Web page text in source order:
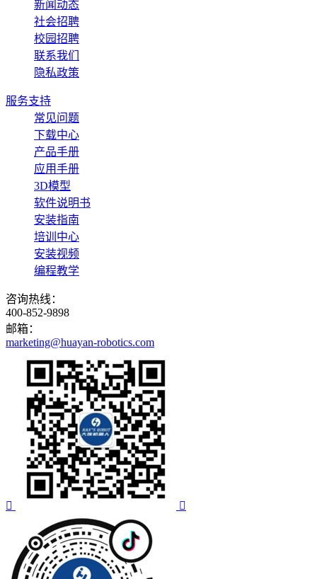
新闻动态
社会招聘
校园招聘
联系我们
隐私政策
服务支持
常见问题
下载中心
产品手册
应用手册
3D模型
软件说明书
安装指南
培训中心
安装视频
编程教学
咨询热线：
400-852-9898
邮箱：
marketing@huayan-robotics.com